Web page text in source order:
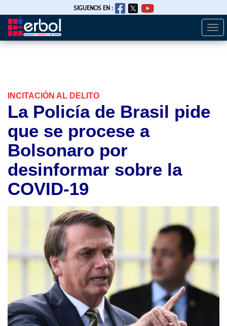
Pasar
SIGUENOS EN :
INCITACIÓN AL DELITO
La Policía de Brasil pide
que se procese a
Bolsonaro por
desinformar sobre la
COVID-19